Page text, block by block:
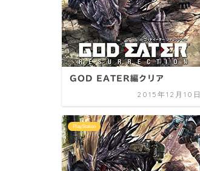
GOD EATER編クリア
2015年12月10日
PlayStation